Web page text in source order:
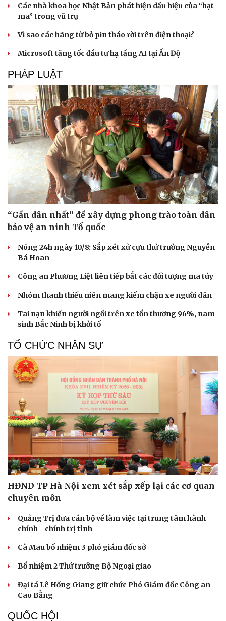
Du lịch
Tư vấn
Săn Tour
check-in
Podcast
Câu chuyện thời sự
Đọc truyện đêm khuya
Cửa sổ tình yêu
Kể chuyện cho bé
Hạt giống tâm hồn
Các nhà khoa học Nhật Bản phát hiện dấu hiệu của “hạt
ma” trong vũ trụ
Vì sao các hãng từ bỏ pin tháo rời trên điện thoại?
Microsoft tăng tốc đầu tư hạ tầng AI tại Ấn Độ
PHÁP LUẬT
“Gần dân nhất” để xây dựng phong trào toàn dân
bảo vệ an ninh Tổ quốc
Nóng 24h ngày 10/8: Sắp xét xử cựu thứ trưởng Nguyễn
Bá Hoan
Công an Phương Liệt liên tiếp bắt các đối tượng ma túy
Nhóm thanh thiếu niên mang kiếm chặn xe người dân
Tai nạn khiến người ngồi trên xe tổn thương 96%, nam
sinh Bắc Ninh bị khởi tố
TỔ CHỨC NHÂN SỰ
HĐND TP Hà Nội xem xét sắp xếp lại các cơ quan
chuyên môn
Quảng Trị đưa cán bộ về làm việc tại trung tâm hành
chính - chính trị tỉnh
Cà Mau bổ nhiệm 3 phó giám đốc sở
Bổ nhiệm 2 Thứ trưởng Bộ Ngoại giao
Đại tá Lê Hồng Giang giữ chức Phó Giám đốc Công an
Cao Bằng
QUỐC HỘI